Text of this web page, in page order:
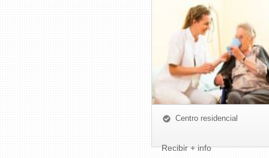
Centro residencial
Recibir + info